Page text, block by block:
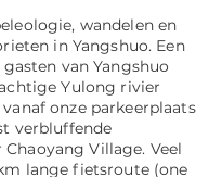
wandelen en
in Yangshuo. Een
van Yangshuo
Yulong rivier
onze parkeerplaats
verbluffende
Village. Veel
lange fietsroute (one